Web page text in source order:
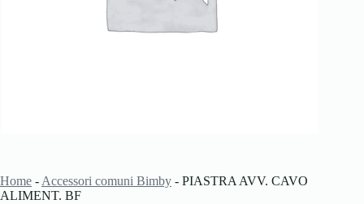
Home - Accessori comuni Bimby - PIASTRA AVV. CAVO
ALIMENT. BF